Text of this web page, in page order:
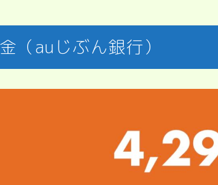
（auじぶん銀行）